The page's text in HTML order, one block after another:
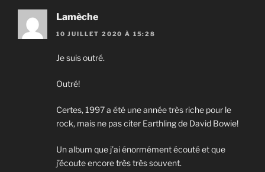
Lamèche
10 JUILLET 2020 À 15:28
Je suis outré.
Outré!
Certes, 1997 a été une année très riche pour le
rock, mais ne pas citer Earthling de David Bowie!
Un album que j’ai énormément écouté et que
j’écoute encore très très souvent.